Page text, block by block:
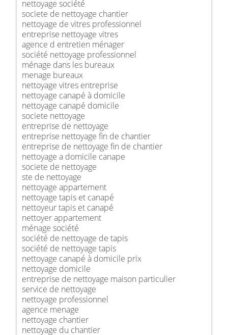
nettoyage société
societe de nettoyage chantier
nettoyage de vitres professionnel
entreprise nettoyage vitres
agence d entretien ménager
société nettoyage professionnel
ménage dans les bureaux
menage bureaux
nettoyage vitres entreprise
nettoyage canapé à domicile
nettoyage canapé domicile
societe nettoyage
entreprise de nettoyage
entreprise nettoyage fin de chantier
entreprise de nettoyage fin de chantier
nettoyage a domicile canape
societe de nettoyage
ste de nettoyage
nettoyage appartement
nettoyage tapis et canapé
nettoyeur tapis et canapé
nettoyer appartement
ménage société
société de nettoyage de tapis
société de nettoyage tapis
nettoyage canapé à domicile prix
nettoyage domicile
entreprise de nettoyage maison particulier
service de nettoyage
nettoyage professionnel
agence menage
nettoyage chantier
nettoyage du chantier